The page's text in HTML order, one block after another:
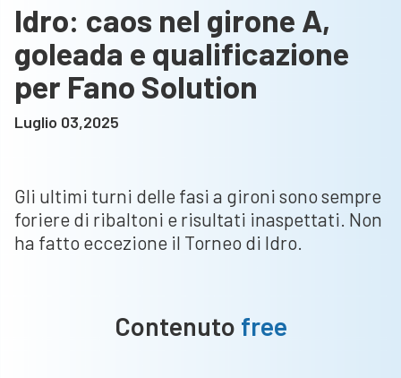
Idro: caos nel girone A,
goleada e qualificazione
per Fano Solution
Luglio 03,2025
Gli ultimi turni delle fasi a gironi sono sempre
foriere di ribaltoni e risultati inaspettati. Non
ha fatto eccezione il Torneo di Idro.
Contenuto free